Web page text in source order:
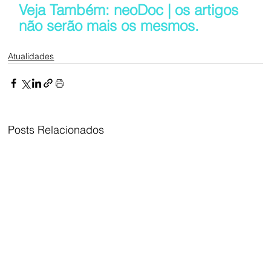
Veja Também: neoDoc | os artigos
não serão mais os mesmos.
Atualidades
Posts Relacionados